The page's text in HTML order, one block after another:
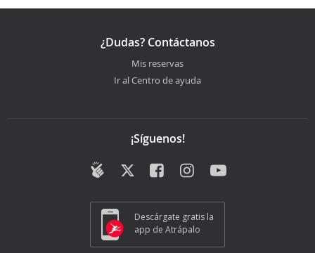
¿Dudas? Contáctanos
Mis reservas
Ir al Centro de ayuda
¡Síguenos!
Descárgate gratis la
app de Atrápalo